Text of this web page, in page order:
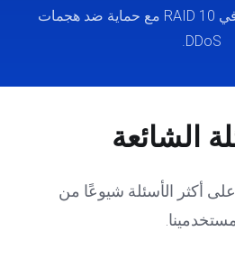
وأقراص صلبة مجمعة في RAID 10 مع حماية ضد هجمات
DDoS.
الشائعة
أكثر الأسئلة شيوعًا من